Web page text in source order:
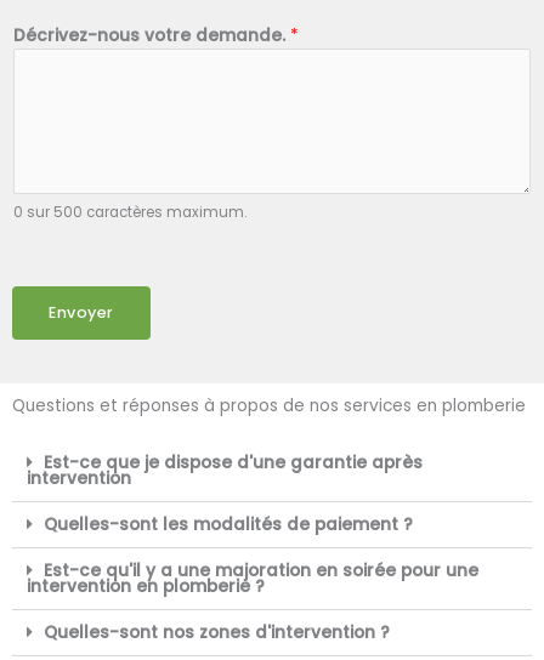
Décrivez-nous votre demande. *
0 sur 500 caractères maximum.
Envoyer
Questions et réponses à propos de nos services en plomberie
Est-ce que je dispose d'une garantie après
intervention
Quelles-sont les modalités de paiement ?
Est-ce qu'il y a une majoration en soirée pour une
intervention en plomberie ?
Quelles-sont nos zones d'intervention ?